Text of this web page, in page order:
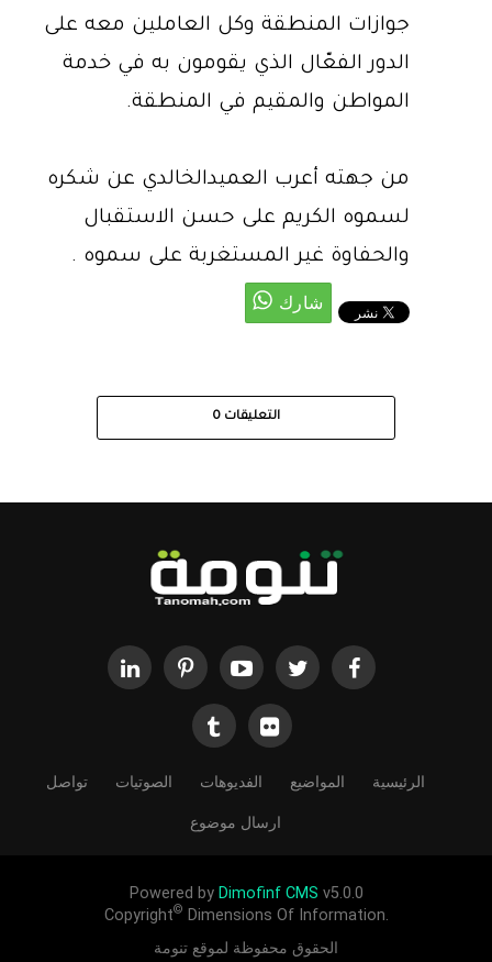
جوازات المنطقة وكل العاملين معه على
الدور الفعّال الذي يقومون به في خدمة
المواطن والمقيم في المنطقة.
من جهته أعرب العميدالخالدي عن شكره
لسموه الكريم على حسن الاستقبال
والحفاوة غير المستغربة على سموه .
التعليقات 0
الرئيسية المواضيع الفديوهات الصوتيات تواصل
ارسال موضوع
Powered by Dimofinf CMS v5.0.0
Copyright© Dimensions Of Information.
الحقوق محفوظة لموقع تنومة